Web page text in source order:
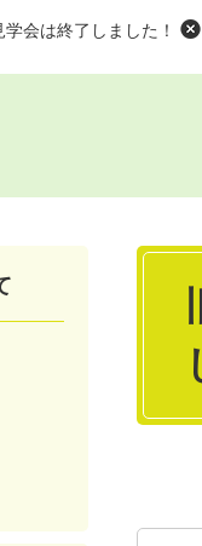
会は終了しました！
本